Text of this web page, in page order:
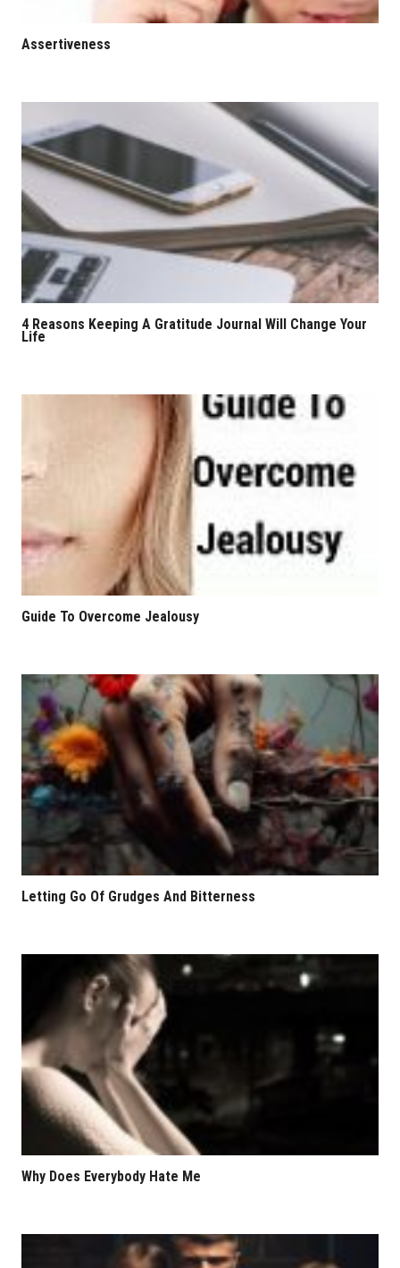
Assertiveness
4 Reasons Keeping A Gratitude Journal Will Change Your
Life
Guide To Overcome Jealousy
Letting Go Of Grudges And Bitterness
Why Does Everybody Hate Me